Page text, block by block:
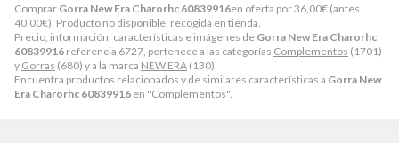
Comprar Gorra New Era Charorhc 60839916en oferta por36,00€ (antes
40,00€). Producto no disponible, recogida en tienda.
Precio, información, características e imágenes de Gorra New Era Charorhc
60839916 referencia 6727, pertenece a las categorías Complementos (1701)
y Gorras (680) y a la marca NEW ERA (130).
Encuentra productos relacionados y de similares características a Gorra New
Era Charorhc 60839916 en "Complementos".